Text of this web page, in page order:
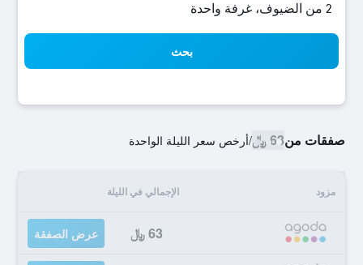
2 من الضيوف، غرفة واحدة
بحث
صفقات من63 ﷼ /أرخص سعر الليلة الواحدة
مزود الإجمالي في الليلة
63 ﷼ عرض الصفقة